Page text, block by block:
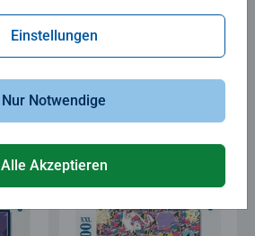
14,99 €
Einstellungen
Nur Notwendige
Alle Akzeptieren